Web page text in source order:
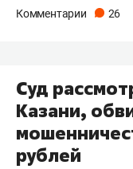
Комментарии 26
Суд
Казани,
рублей